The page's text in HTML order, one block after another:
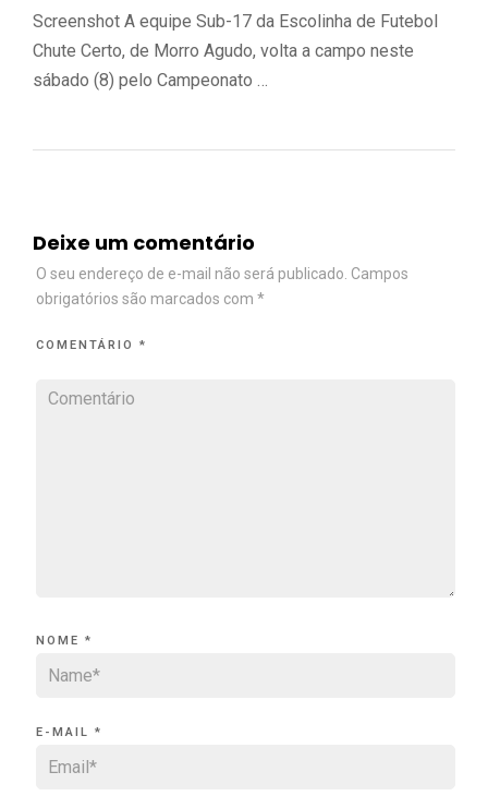
Screenshot A equipe Sub-17 da Escolinha de Futebol
Chute Certo, de Morro Agudo, volta a campo neste
sábado (8) pelo Campeonato …
Deixe um comentário
O seu endereço de e-mail não será publicado. Campos
obrigatórios são marcados com *
COMENTÁRIO *
NOME *
E-MAIL *